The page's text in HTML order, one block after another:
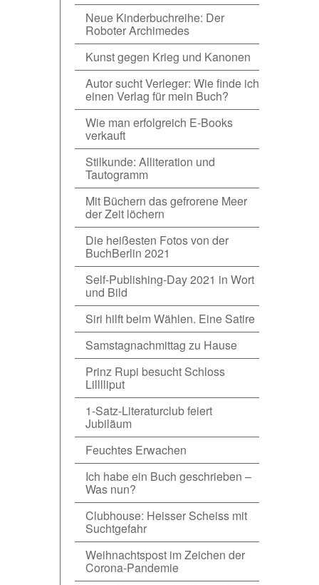
Neue Kinderbuchreihe: Der
Roboter Archimedes
Kunst gegen Krieg und Kanonen
Autor sucht Verleger: Wie finde ich
einen Verlag für mein Buch?
Wie man erfolgreich E-Books
verkauft
Stilkunde: Alliteration und
Tautogramm
Mit Büchern das gefrorene Meer
der Zeit löchern
Die heißesten Fotos von der
BuchBerlin 2021
Self-Publishing-Day 2021 in Wort
und Bild
Siri hilft beim Wählen. Eine Satire
Samstagnachmittag zu Hause
Prinz Rupi besucht Schloss
Lilllliput
1-Satz-Literaturclub feiert
Jubiläum
Feuchtes Erwachen
Ich habe ein Buch geschrieben –
Was nun?
Clubhouse: Heisser Scheiss mit
Suchtgefahr
Weihnachtspost im Zeichen der
Corona-Pandemie